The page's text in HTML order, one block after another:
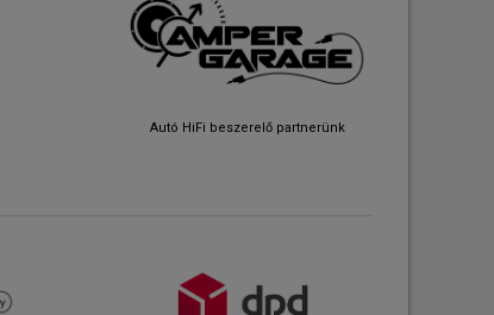
Autó HiFi beszerelő partnerünk